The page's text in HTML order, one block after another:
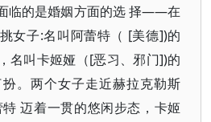
临的是婚姻方面的选 择——在
女子:名叫阿蕾特（ [美德])的
名叫卡姬娅（[恶习、邪门])的
。两个女子走近赫拉克勒斯
迈着一贯的悠闲步态，卡姬